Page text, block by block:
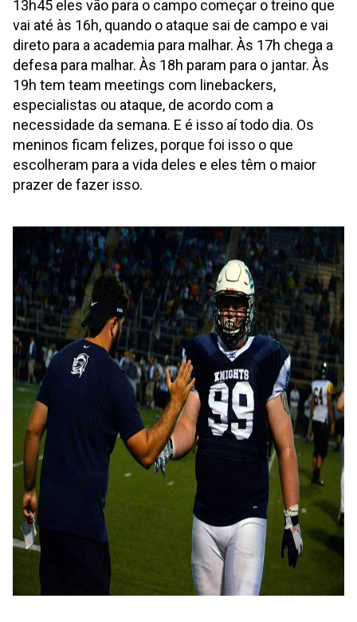
13h45 eles vão para o campo começar o treino que
vai até às 16h, quando o ataque sai de campo e vai
direto para a academia para malhar. Às 17h chega a
defesa para malhar. Às 18h param para o jantar. Às
19h tem team meetings com linebackers,
especialistas ou ataque, de acordo com a
necessidade da semana. E é isso aí todo dia. Os
meninos ficam felizes, porque foi isso o que
escolheram para a vida deles e eles têm o maior
prazer de fazer isso.